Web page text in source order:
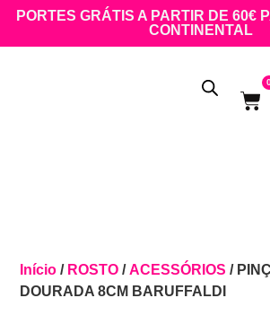
PORTES GRÁTIS A PARTIR DE 60€
CONTINENTAL
Início / ROSTO /ACESSÓRIOS /
DOURADA 8CM BARUFFALDI